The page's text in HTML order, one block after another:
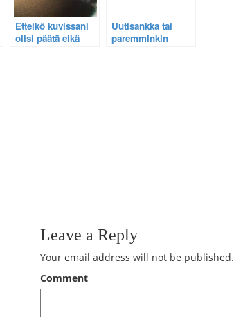
Etteikö kuvissani
olisi päätä eikä
Uutisankka tai
paremminkin
Leave a Reply
Your email address will not be published.
Comment